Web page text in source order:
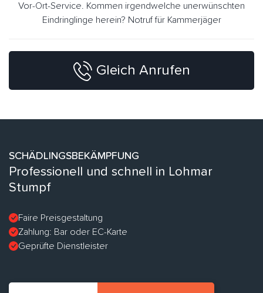
Vor-Ort-Service. Kommen irgendwelche unerwünschten
Eindringlinge herein? Notruf für Kammerjäger
Gleich Anrufen
SCHÄDLINGSBEKÄMPFUNG
Professionell und schnell in Lohmar
Stumpf
Faire Preisgestaltung
Zahlung: Bar oder EC-Karte
Geprüfte Dienstleister